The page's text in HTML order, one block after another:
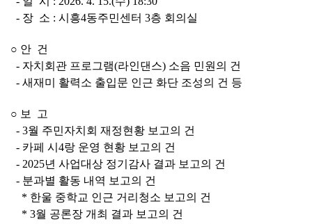
- 장  소 : 시흥4동주민센터 3층 회의실
○ 안  건
- 자치회관 프로그램(라인댄스) 소음 민원의 건
- 새재미 활력소 출입문 인근 화단 조성의 건 등
○ 보  고
- 3월 주민자치회 재정현황 보고의 건
- 카페 시 4랑 운영 현황 보고의 건
- 2025년 사업대상 정기감사 결과 보고의 건
- 분과별 활동 내역 보고의 건
* 한울 중학교 인근 거리청소 보고의 건
* 3월 공론장 개최 결과 보고의 건